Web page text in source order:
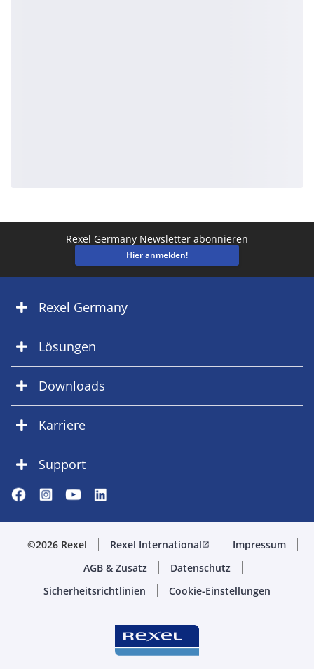
Rexel Germany Newsletter abonnieren
Hier anmelden!
Rexel Germany
Lösungen
Downloads
Karriere
Support
©2026 Rexel Rexel Internationalopen_in_new
Impressum
AGB & Zusatz
Datenschutz
Sicherheitsrichtlinien
Cookie-Einstellungen